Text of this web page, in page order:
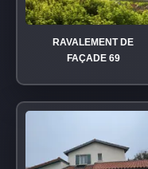
RAVALEMENT DE
FAÇADE 69